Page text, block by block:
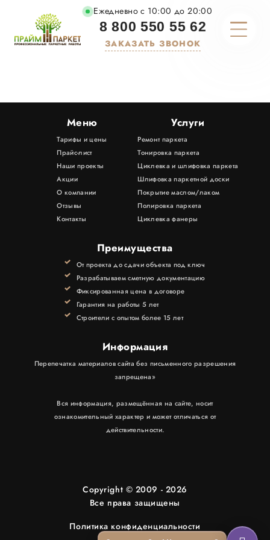
Ежедневно с 10:00 до 20:00
8 800 550 55 62
ЗАКАЗАТЬ ЗВОНОК
ТАРИФЫ И ЦЕНЫ
УСЛУГИ
МАТЕРИАЛЫ
ПОРТФОЛИО
КОНТАКТЫ
Меню
Тарифы и цены
Прайс-лист
Наши проекты
Акции
О компании
Отзывы
Контакты
Услуги
Ремонт паркета
Тонировка паркета
Циклевка и шлифовка паркета
Шлифовка паркетной доски
Покрытие маслом/лаком
Полировка паркета
Циклевка фанеры
Преимущества
От проекта до сдачи объекта под ключ
Разрабатываем сметную документацию
Фиксированная цена в договоре
Гарантия на работы 5 лет
Строители с опытом более 15 лет
Информация
Перепечатка материалов сайта без письменного разрешения
запрещена»
Вся информация, размещённая на сайте, носит
ознакомительный характер и может отличаться от
действительности.
Copyright © 2009 - 2026
Все права защищены
Политика конфиденциальности